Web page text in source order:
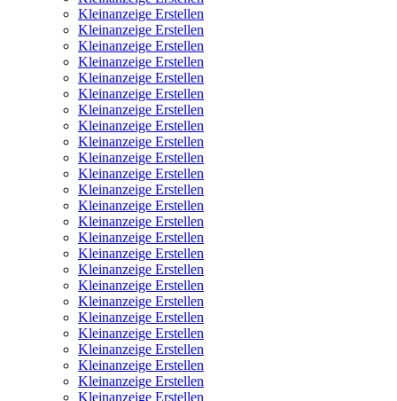
Kleinanzeige Erstellen
Kleinanzeige Erstellen
Kleinanzeige Erstellen
Kleinanzeige Erstellen
Kleinanzeige Erstellen
Kleinanzeige Erstellen
Kleinanzeige Erstellen
Kleinanzeige Erstellen
Kleinanzeige Erstellen
Kleinanzeige Erstellen
Kleinanzeige Erstellen
Kleinanzeige Erstellen
Kleinanzeige Erstellen
Kleinanzeige Erstellen
Kleinanzeige Erstellen
Kleinanzeige Erstellen
Kleinanzeige Erstellen
Kleinanzeige Erstellen
Kleinanzeige Erstellen
Kleinanzeige Erstellen
Kleinanzeige Erstellen
Kleinanzeige Erstellen
Kleinanzeige Erstellen
Kleinanzeige Erstellen
Kleinanzeige Erstellen